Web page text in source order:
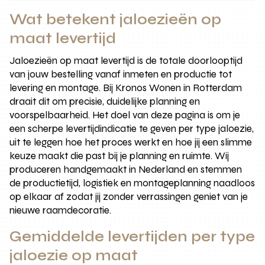
Wat betekent jaloezieën op
maat levertijd
Jaloezieën op maat levertijd is de totale doorlooptijd
van jouw bestelling vanaf inmeten en productie tot
levering en montage. Bij Kronos Wonen in Rotterdam
draait dit om precisie, duidelijke planning en
voorspelbaarheid. Het doel van deze pagina is om je
een scherpe levertijdindicatie te geven per type jaloezie,
uit te leggen hoe het proces werkt en hoe jij een slimme
keuze maakt die past bij je planning en ruimte. Wij
produceren handgemaakt in Nederland en stemmen
de productietijd, logistiek en montageplanning naadloos
op elkaar af zodat jij zonder verrassingen geniet van je
nieuwe raamdecoratie.
Gemiddelde levertijden per type
jaloezie op maat